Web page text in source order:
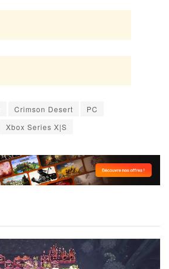
Crimson Desert
PC
Xbox Series X|S